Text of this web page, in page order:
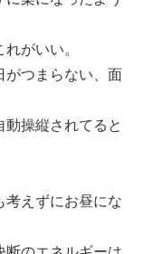
がいい。
がつまらない、面
操縦されてると
えずにお昼にな